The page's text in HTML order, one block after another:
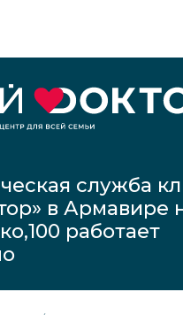
служба
в Армавире
работает